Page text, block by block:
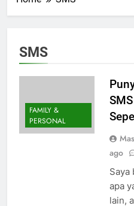
SMS
FAMILY &
PERSONAL
ago
Saya
apa
lain,